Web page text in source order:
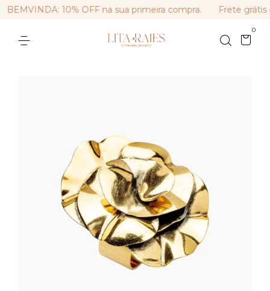
10% OFF na sua primeira compra. Frete grátis
0